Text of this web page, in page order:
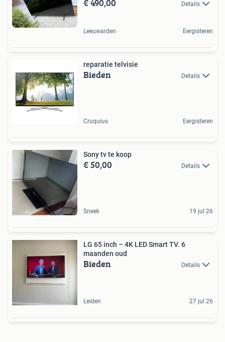
Details
Leeuwarden Eergisteren
reparatie telvisie
Bieden Details
Cruquius Eergisteren
Sony tv te koop
€ 50,00 Details
Sneek 19 jul 26
LG 65 inch – 4K LED Smart TV. 6
maanden oud
Bieden Details
Leiden 27 jul 26